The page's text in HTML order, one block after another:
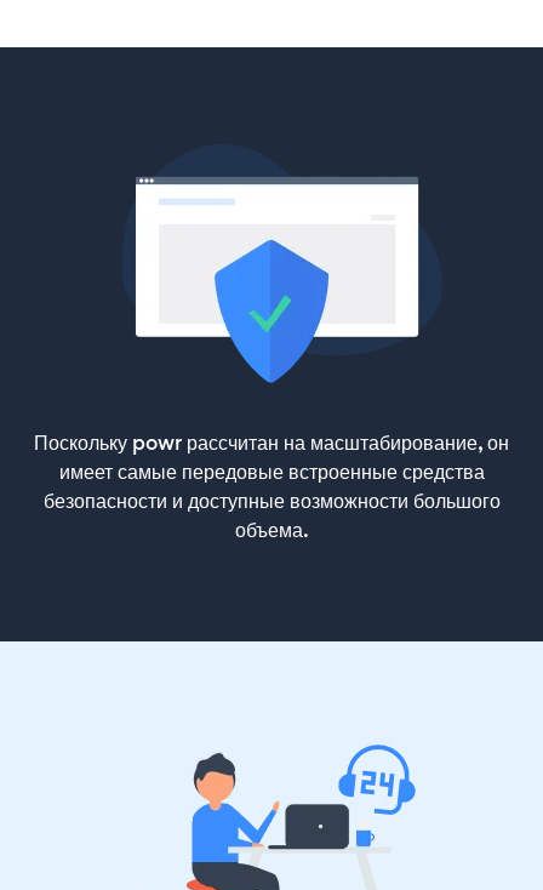
Поскольку powr рассчитан на масштабирование, он
имеет самые передовые встроенные средства
безопасности и доступные возможности большого
объема.